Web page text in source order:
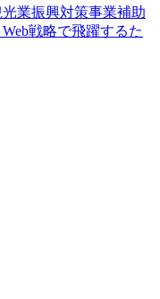
光業振興対策事業補助
戦略で飛躍するた